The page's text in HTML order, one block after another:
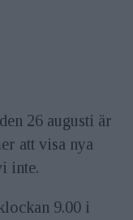
26 augusti är
att visa nya
inte.
9.00 i